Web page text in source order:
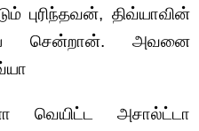
புரிந்தவன், திவ்யாவின்
சென்றான். அவனை
வெயிட்ட அசால்ட்டா